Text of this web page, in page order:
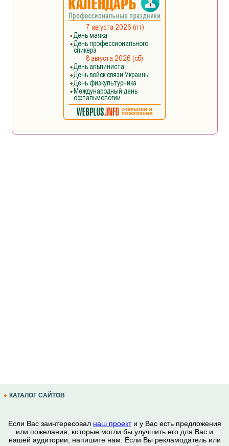
КАТАЛОГ САЙТОВ
Если Вас заинтересовал наш проекти у Вас есть предложения
или пожелания, которые могли бы улучшить его для Вас и
нашей аудитории, напишите нам. Если Вы рекламодатель или